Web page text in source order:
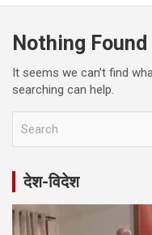
Nothing Found
It seems we can’t find
searching can help.
r
h
देश-विदेश